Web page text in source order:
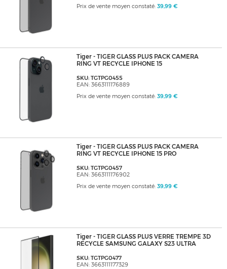
Prix de vente moyen constaté: 39,99 €
Tiger - TIGER GLASS PLUS PACK CAMERA
RING VT RECYCLE IPHONE 15
SKU: TGTPG0455
EAN: 3663111176889
Prix de vente moyen constaté: 39,99 €
Tiger - TIGER GLASS PLUS PACK CAMERA
RING VT RECYCLE IPHONE 15 PRO
SKU: TGTPG0457
EAN: 3663111176902
Prix de vente moyen constaté: 39,99 €
Tiger - TIGER GLASS PLUS VERRE TREMPE 3D
RECYCLE SAMSUNG GALAXY S23 ULTRA
SKU: TGTPG0477
EAN: 3663111177329